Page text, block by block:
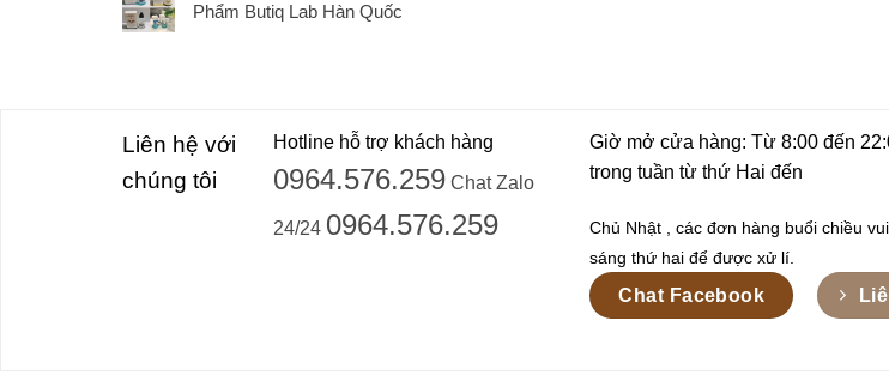
Phẩm Butiq Lab Hàn Quốc
Liên hệ với
chúng tôi
Hotline hỗ trợ khách hàng
0964.576.259 Chat Zalo
24/24 0964.576.259
Giờ mở cửa hàng: Từ 8:00 đến
trong tuần từ thứ Hai đến
Chủ Nhật , các đơn hàng buổi chiều
sáng thứ hai để được xử lí.
Chat Facebook